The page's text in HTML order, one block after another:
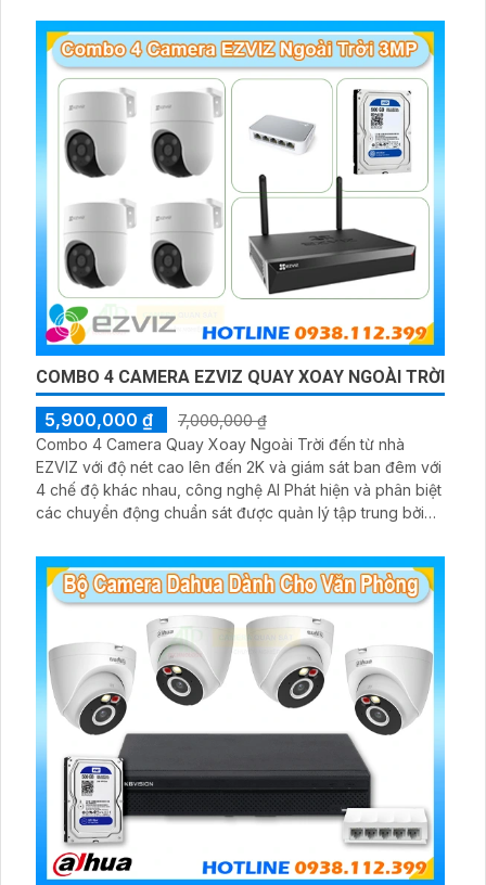
COMBO 4 CAMERA EZVIZ QUAY XOAY NGOÀI TRỜI
5,900,000 ₫
7,000,000 ₫
Combo 4 Camera Quay Xoay Ngoài Trời đến từ nhà
EZVIZ với độ nét cao lên đến 2K và giám sát ban đêm với
4 chế độ khác nhau, công nghệ AI Phát hiện và phân biệt
các chuyển động chuẩn sát được quản lý tập trung bởi